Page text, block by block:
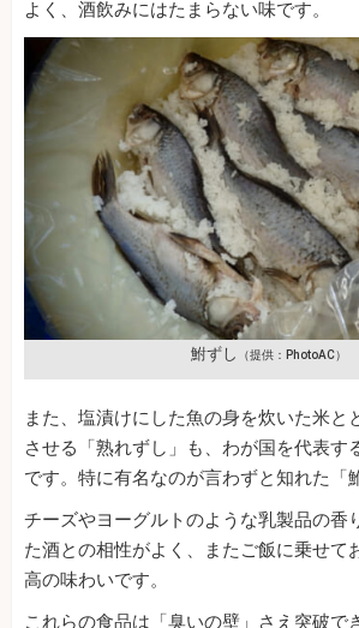
よく、酒飲みにはたまらない味です。
鮒ずし （提供：PhotoAC）
また、塩漬けにした魚の身を炊いた米と
させる「熟れずし」も、わが国を代表す
です。特に有名なのが言わずと知れた「
チーズやヨーグルトのような乳製品の香
た酒との相性がよく、またご飯に乗せて
高の味わいです。
これらの食品は「臭いの壁」さえ突破で